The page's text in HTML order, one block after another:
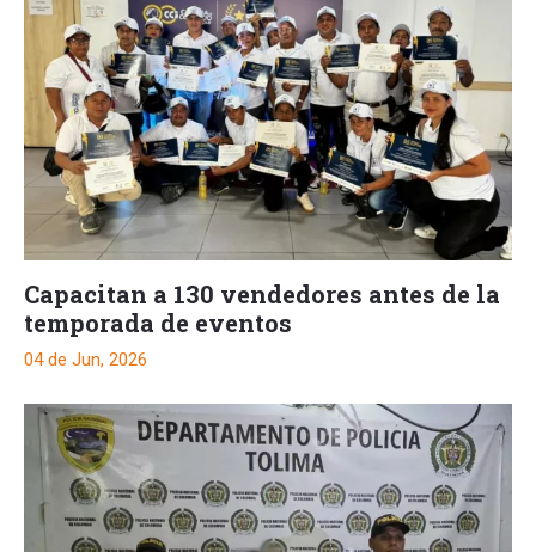
Capacitan a 130 vendedores antes de la
temporada de eventos
04 de Jun, 2026